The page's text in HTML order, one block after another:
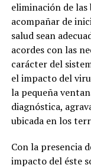
eliminación de las
acompañar de
salud sean
acordes con las
carácter del
el impacto del
la pequeña
diagnóstica,
ubicada en los
Con la presencia
impacto del éste